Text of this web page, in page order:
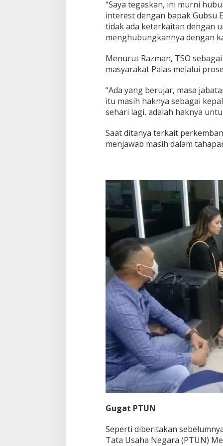
“Saya tegaskan, ini murni
interest dengan bapak Gubsu
tidak ada keterkaitan dengan
menghubungkannya dengan
Menurut Razman, TSO
masyarakat Palas melalui
“Ada yang berujar, masa
itu masih haknya sebagai
sehari lagi, adalah haknya
Saat ditanya terkait
menjawab masih dalam
Gugat PTUN
Seperti diberitakan
Tata Usaha Negara (PTUN)